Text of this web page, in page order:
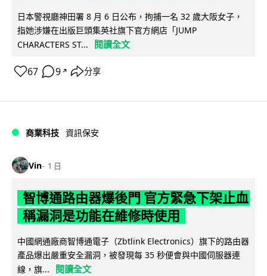
日本警視廳神田署 8 月 6 日公布，拘捕一名 32 歲大阪女子，
指她涉嫌在出版巨頭集英社旗下官方網店「JUMP
CHARACTERS ST...
閱讀全文
67 9 ↗ 分享
商業科技 資訊保安
Vin 1 日
智博通路由器爆後門 官方緊急下架止血
稱漏洞是功能在維修時使用
中國網通廠商智博通電子（Zbtlink Electronics）旗下的路由器
產品爆出嚴重安全漏洞，被發現每 35 秒便會與中國伺服器連
線，旗...
閱讀全文